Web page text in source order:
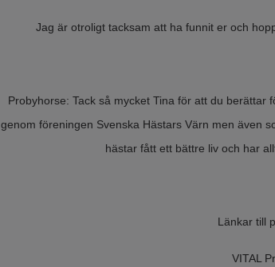
Jag är otroligt tacksam att ha funnit er och
Probyhorse: Tack så mycket Tina för att du
genom föreningen Svenska Hästars Värn men även
hästar fått ett bättre liv och har
Länkar till
VITAL